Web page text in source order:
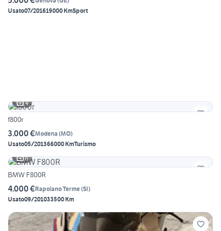
Usato07/201619000 KmSport
4
f800r
3.000 €Modena (MO)
Usato05/201366000 KmTurismo
6
BMW F800R
4.000 €Rapolano Terme(SI)
Usato09/201033500 Km